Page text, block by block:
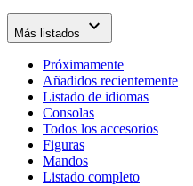
Más listados expand_more
Próximamente
Añadidos recientemente
Listado de idiomas
Consolas
Todos los accesorios
Figuras
Mandos
Listado completo